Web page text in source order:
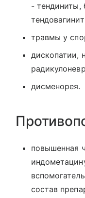
- тендиниты,
травмы у
дископатии,
дисменорея.
повышенная
состав